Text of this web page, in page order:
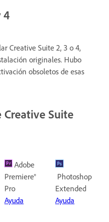
4
Creative Suite 2, 3 o 4,
originales. Hubo
obsoletos de esas
Creative Suite
Adobe
Premiere®
Pro
Ayuda
Photoshop
Extended
Ayuda